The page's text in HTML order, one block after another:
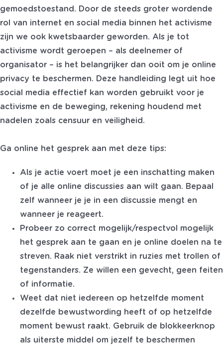
gemoedstoestand. Door de steeds groter wordende
rol van internet en social media binnen het activisme
zijn we ook kwetsbaarder geworden. Als je tot
activisme wordt geroepen – als deelnemer of
organisator – is het belangrijker dan ooit om je online
privacy te beschermen. Deze handleiding legt uit hoe
social media effectief kan worden gebruikt voor je
activisme en de beweging, rekening houdend met
nadelen zoals censuur en veiligheid.
Ga online het gesprek aan met deze tips:
Als je actie voert moet je een inschatting maken
of je alle online discussies aan wilt gaan. Bepaal
zelf wanneer je je in een discussie mengt en
wanneer je reageert.
Probeer zo correct mogelijk/respectvol mogelijk
het gesprek aan te gaan en je online doelen na te
streven. Raak niet verstrikt in ruzies met trollen of
tegenstanders. Ze willen een gevecht, geen feiten
of informatie.
Weet dat niet iedereen op hetzelfde moment
dezelfde bewustwording heeft of op hetzelfde
moment bewust raakt. Gebruik de blokkeerknop
als uiterste middel om jezelf te beschermen